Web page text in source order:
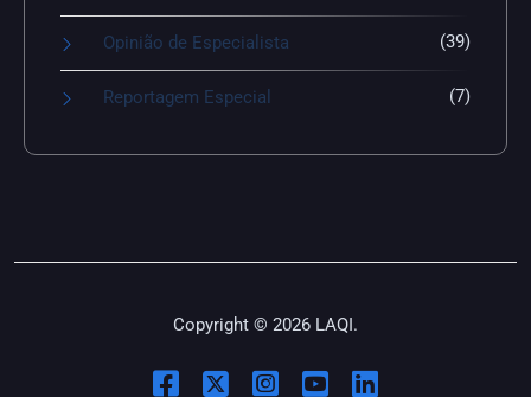
Opinião de Especialista (39)
Reportagem Especial (7)
Copyright © 2026 LAQI.